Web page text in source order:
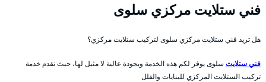
فني ستلايت مركزي سلوى
هل تريد فني ستلايت مركزي سلوى لتركيب ستلايت مركزي؟
فني ستلايت سلوى يوفر لكم هذه الخدمة وبجودة عالية لا مثيل لها، حيث نقدم خدمة
تركيب الستلايت المركزي للبنايات والفلل